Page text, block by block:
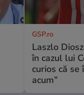
GSP.ro
Laszlo
în cazul lui
curios că
acum”